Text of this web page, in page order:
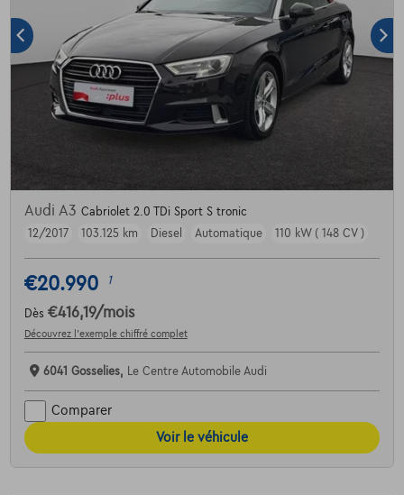
Audi A3 Cabriolet 2.0 TDi Sport S tronic
12/2017
103.125 km Diesel Automatique 110 kW ( 148 CV )
€20.990 1
Dès €416,19/mois
Découvrez l’exemple chiffré complet
6041 Gosselies, Le Centre Automobile Audi
Comparer
Voir le véhicule